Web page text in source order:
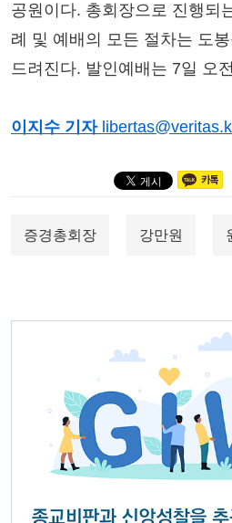
공원이다. 총회장으로 진행되
례 및 예배의 모든 절차는 도
드려진다. 발인예배는 7일 오
이지수 기자
증경총회장 강만원